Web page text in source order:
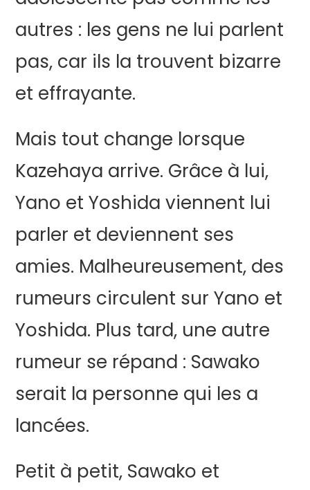
autres : les gens ne lui parlent
pas, car ils la trouvent bizarre
et effrayante.
Mais tout change lorsque
Kazehaya arrive. Grâce à lui,
Yano et Yoshida viennent lui
parler et deviennent ses
amies. Malheureusement, des
rumeurs circulent sur Yano et
Yoshida. Plus tard, une autre
rumeur se répand : Sawako
serait la personne qui les a
lancées.
Petit à petit, Sawako et